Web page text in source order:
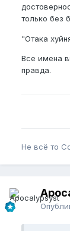
только без
"Отака
Все имена
правда.
Не всё то